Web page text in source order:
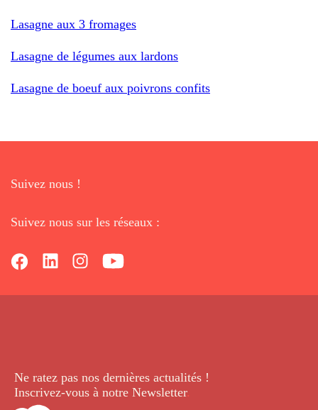
Lasagne aux 3 fromages
Lasagne de légumes aux lardons
Lasagne de boeuf aux poivrons confits
Suivez nous !
Suivez nous sur les réseaux :
Ne ratez pas nos dernières actualités !
Inscrivez-vous à notre Newsletter.